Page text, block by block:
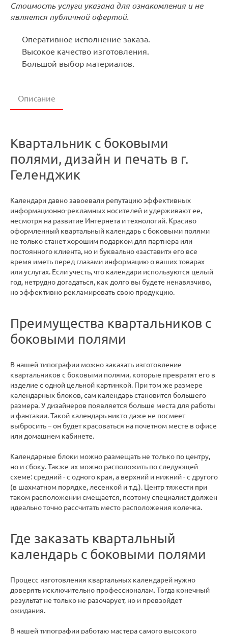
Стоимость услуги указана для ознакомления и не
является публичной офертой.
Оперативное исполнение заказа.
Высокое качество изготовления.
Большой выбор материалов.
Описание
Квартальник с боковыми
полями, дизайн и печать в г.
Геленджик
Календари давно завоевали репутацию эффективных
информационно-рекламных носителей и удерживают ее,
несмотря на развитие Интернета и технологий. Красиво
оформленный квартальный календарь с боковыми полями
не только станет хорошим подарком для партнера или
постоянного клиента, но и буквально «заставит» его все
время иметь перед глазами информацию о ваших товарах
или услугах. Если учесть, что календари используются целый
год, нетрудно догадаться, как долго вы будете ненавязчиво,
но эффективно рекламировать свою продукцию.
Преимущества квартальников с
боковыми полями
В нашей типографии можно заказать изготовление
квартальников с боковыми полями, которые превратят его в
изделие с одной цельной картинкой. При том же размере
календарных блоков, сам календарь становится большего
размера. У дизайнеров появляется больше места для работы
и фантазии. Такой календарь никто даже не посмеет
выбросить – он будет красоваться на почетном месте в офисе
или домашнем кабинете.
Календарные блоки можно размещать не только по центру,
но и сбоку. Также их можно расположить по следующей
схеме: средний - с одного края, а верхний и нижний - с другого
(в шахматном порядке, лесенкой и т.д.). Центр тяжести при
таком расположении смещается, поэтому специалист должен
идеально точно рассчитать место расположения колечка.
Где заказать квартальный
календарь с боковыми полями
Процесс изготовления квартальных календарей нужно
доверять исключительно профессионалам. Тогда конечный
результат не только не разочарует, но и превзойдет
ожидания.
В нашей типографии работаю мастера самого высокого